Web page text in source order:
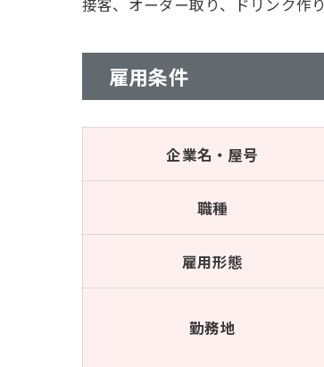
雇用条件
企業名・屋号
職種
雇用形態
勤務地